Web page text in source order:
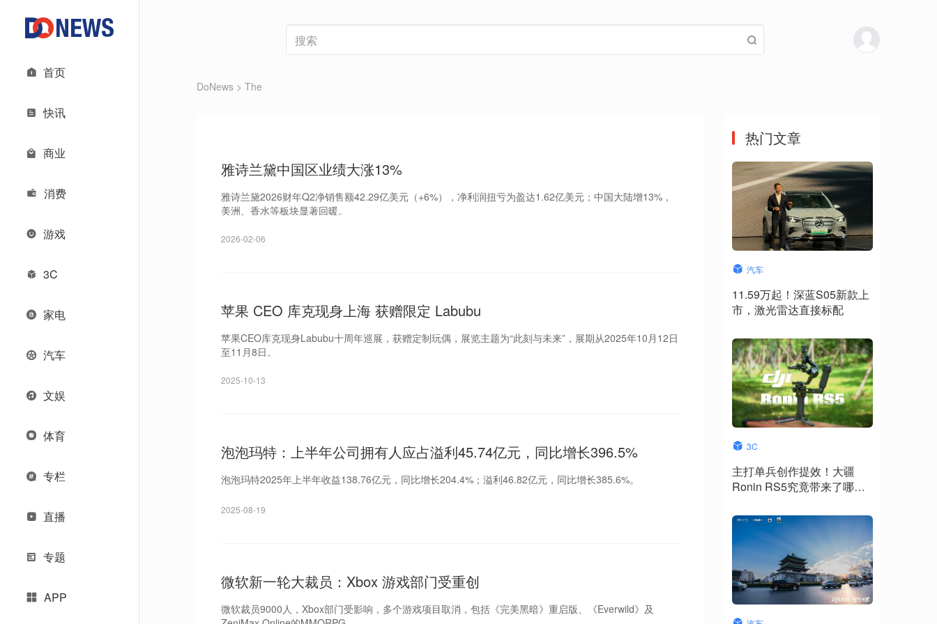
首页
快讯
商业
消费
游戏
3C
家电
汽车
文娱
体育
专栏
直播
专题
APP
DoNews > The
雅诗兰黛中国区业绩大涨13%
雅诗兰黛2026财年Q2净销售额42.29亿美元（+6%），净利润扭亏为盈达1.62亿美元；中国大陆增13%，
美洲、香水等板块显著回暖。
2026-02-06
苹果 CEO 库克现身上海 获赠限定 Labubu
苹果CEO库克现身Labubu十周年巡展，获赠定制玩偶，展览主题为“此刻与未来”，展期从2025年10月12日
至11月8日。
2025-10-13
泡泡玛特：上半年公司拥有人应占溢利45.74亿元，同比增长396.5%
泡泡玛特2025年上半年收益138.76亿元，同比增长204.4%；溢利46.82亿元，同比增长385.6%。
2025-08-19
微软新一轮大裁员：Xbox 游戏部门受重创
微软裁员9000人，Xbox部门受影响，多个游戏项目取消，包括《完美黑暗》重启版、《Everwild》及
热门文章
汽车
11.59万起！深蓝S05新款上
市，激光雷达直接标配
3C
主打单兵创作提效！大疆
Ronin RS5究竟带来了哪些